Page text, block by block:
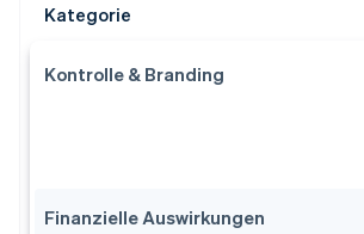
Kategorie
Kontrolle & Branding
Finanzielle Auswirkungen